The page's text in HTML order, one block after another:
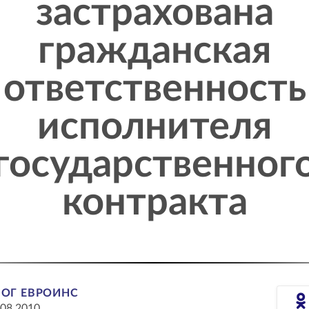
застрахована
гражданская
ответственность
исполнителя
контракта
ЕВРОИНС